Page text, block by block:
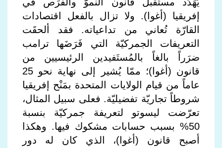
إفريقيا (أغوا). ولا تزال بالفعل اقتصادات
القارّة تُعاني من تداعياته. فقد ألحقَت
التعريفات الجمركيّة التي فَرَضَها ترامب
ضرَراً بالغاً بالمُستَفيدين الرئيسيين من
قانون (أغوا)؛ ممّا يُشير إلى نهاية نحو 25
عاماً من قيام الولايات المتحدة بمَنْح إفريقيا
شروطاً تجاريّة تفضيليّة. فعلى سبيل المثال،
تعرّضت ليسوتو لتعريفة جمركيّة بنسبة
50% بسبب حسابات مشكوك فيها. وهكذا
أصبح قانون (أغوا)، الذي كان له دور